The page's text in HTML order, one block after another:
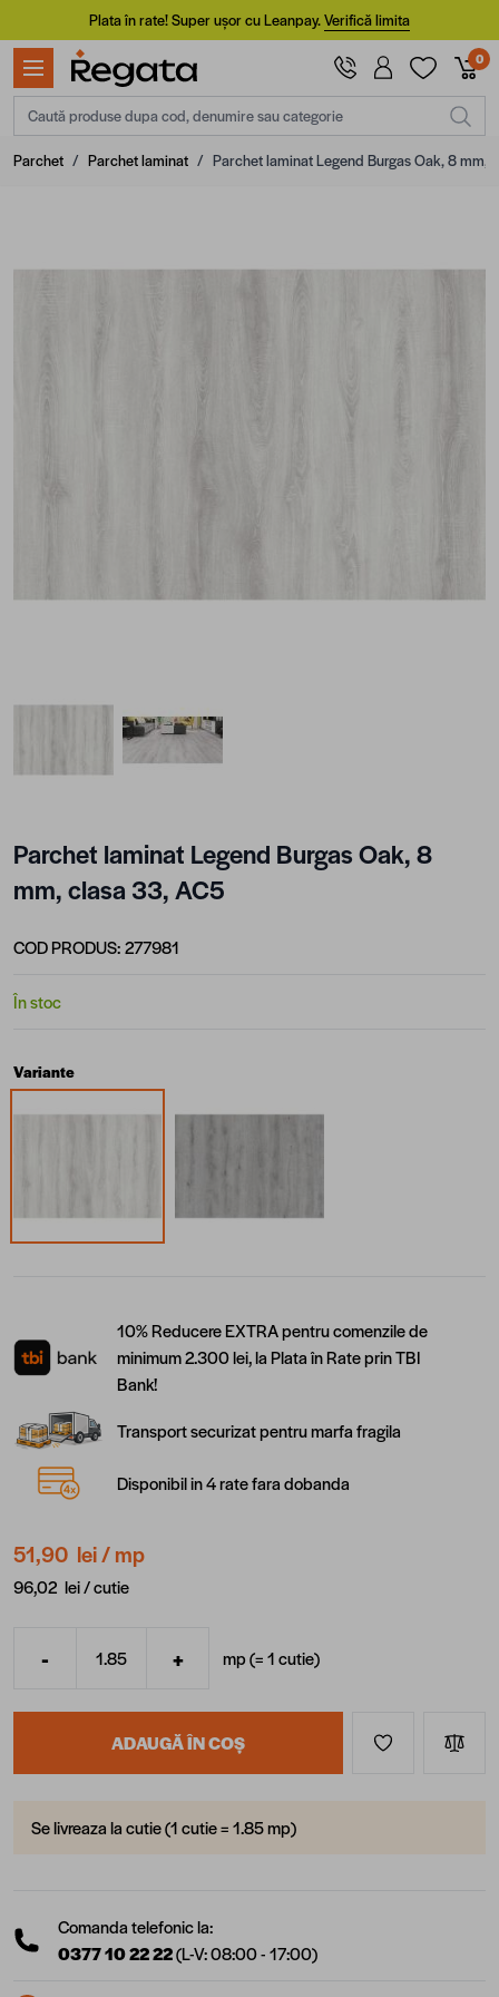
Mergi la ConținutPlata în rate! Super ușor cu Leanpay.Verifică limita
0
Caută produse dupa cod, denumire sau categorie
Parchet / Parchet laminat / Parchet laminat Legend Burgas Oak, 8 mm,
View larger image
Parchet laminat Legend Burgas Oak, 8
mm, clasa 33, AC5
COD PRODUS:277981
În stoc
Variante
10% Reducere EXTRA pentru comenzile de
minimum 2.300 lei, la Plata în Rate prin TBI
Bank!
Transport securizat pentru marfa fragila
Disponibil in 4 rate fara dobanda
51,90 lei/ mp
96,02 lei /cutie
Cantitate
- + mp (=1cutie)
ADAUGĂ ÎN COȘ
Se livreaza la cutie (1 cutie = 1.85 mp)
Comanda telefonic la:
0377 10 22 22(L-V: 08:00 - 17:00)